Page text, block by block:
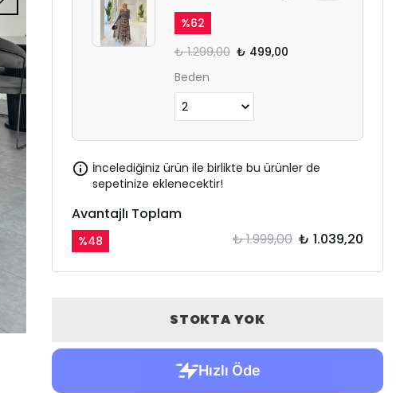
%62
₺ 1.299,00 ₺ 499,00
Beden
İncelediğiniz ürün ile birlikte bu ürünler de
sepetinize eklenecektir!
Avantajlı Toplam
%48 ₺ 1.999,00 ₺ 1.039,20
STOKTA YOK